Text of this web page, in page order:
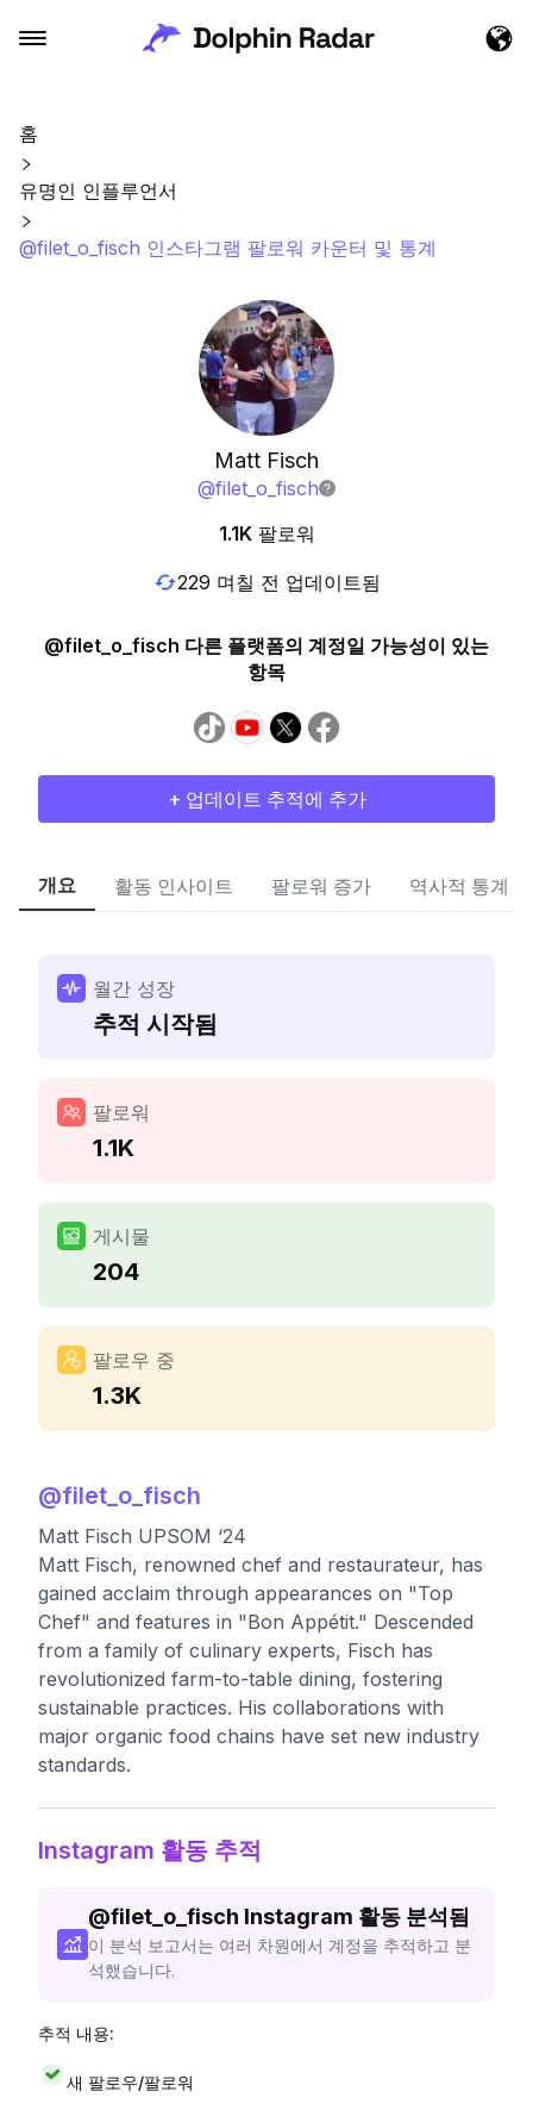
홈
유명인 인플루언서
@filet_o_fisch 인스타그램 팔로워 카운터 및 통계
Matt Fisch
@filet_o_fisch
1.1K 팔로워
229 며칠 전 업데이트됨
@filet_o_fisch 다른 플랫폼의 계정일 가능성이 있는
항목
+ 업데이트 추적에 추가
개요 활동 인사이트 팔로워 증가 역사적 통계
월간 성장
추적 시작됨
팔로워
1.1K
게시물
204
팔로우 중
1.3K
@filet_o_fisch
Matt Fisch UPSOM ‘24
Matt Fisch, renowned chef and restaurateur, has
gained acclaim through appearances on "Top
Chef" and features in "Bon Appétit." Descended
from a family of culinary experts, Fisch has
revolutionized farm-to-table dining, fostering
sustainable practices. His collaborations with
major organic food chains have set new industry
standards.
Instagram 활동 추적
@filet_o_fisch Instagram 활동 분석됨
이 분석 보고서는 여러 차원에서 계정을 추적하고 분
석했습니다.
추적 내용:
새 팔로우/팔로워